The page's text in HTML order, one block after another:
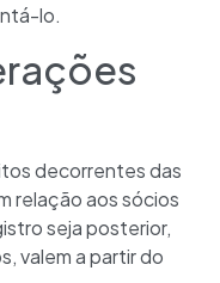
lo.
decorrentes das
relação aos sócios
seja posterior,
valem a partir do